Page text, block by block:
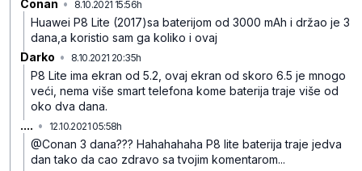
Conan • 8.10.2021 15:56h
Huawei P8 Lite (2017)sa baterijom od 3000 mAh i držao je 3
dana,a koristio sam ga koliko i ovaj
Darko • 8.10.2021 20:35h
P8 Lite ima ekran od 5.2, ovaj ekran od skoro 6.5 je mnogo
veći, nema više smart telefona kome baterija traje više od
oko dva dana.
.... • 12.10.2021 05:58h
@Conan 3 dana??? Hahahahaha P8 lite baterija traje jedva
dan tako da cao zdravo sa tvojim komentarom...